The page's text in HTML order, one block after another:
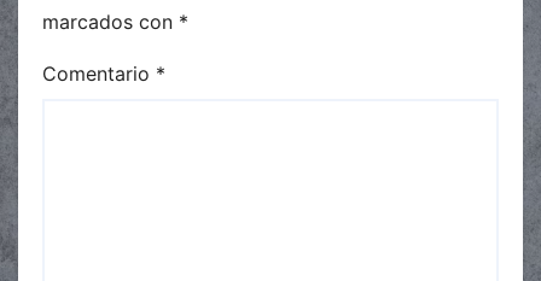
marcados con *
Comentario *